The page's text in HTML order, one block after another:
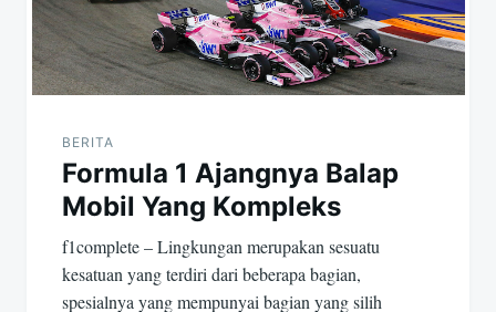
BERITA
Formula 1 Ajangnya Balap
Mobil Yang Kompleks
f1complete – Lingkungan merupakan sesuatu
kesatuan yang terdiri dari beberapa bagian,
spesialnya yang mempunyai bagian yang silih